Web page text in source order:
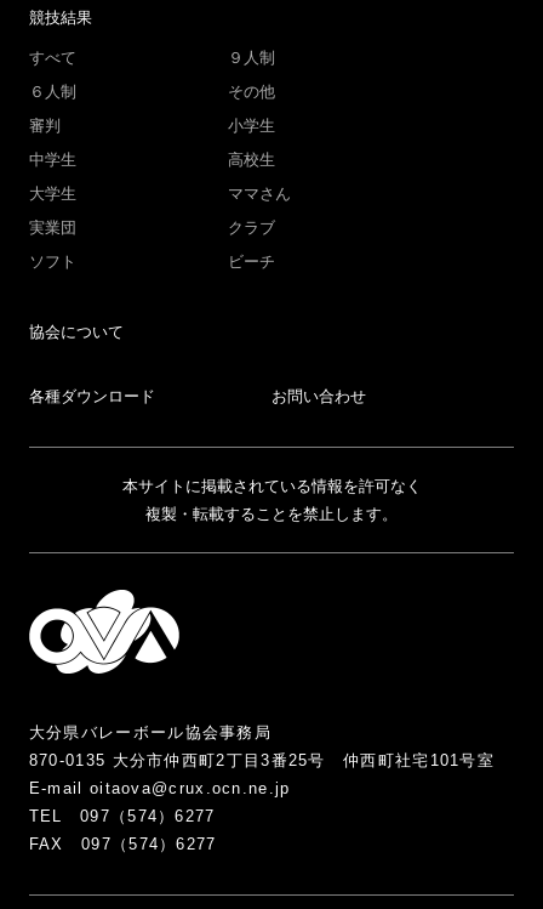
競技結果
すべて
９人制
６人制
その他
審判
小学生
中学生
高校生
大学生
ママさん
実業団
クラブ
ソフト
ビーチ
協会について
各種ダウンロード お問い合わせ
本サイトに掲載されている情報を許可なく
複製・転載することを禁止します。
大分県バレーボール協会事務局
870-0135 大分市仲西町2丁目3番25号 仲西町社宅101号室
E-mail oitaova@crux.ocn.ne.jp
TEL 097（574）6277
FAX 097（574）6277